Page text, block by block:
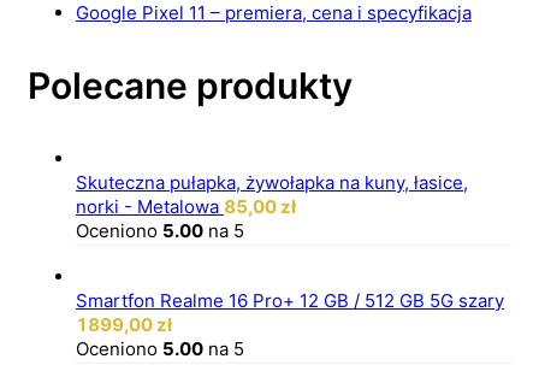
Google Pixel 11 – premiera, cena i specyfikacja
Polecane produkty
Skuteczna pułapka, żywołapka na kuny, łasice,
norki - Metalowa 85,00zł
Oceniono 5.00 na 5
Smartfon Realme 16 Pro+ 12 GB / 512 GB 5G szary
1899,00zł
Oceniono 5.00 na 5